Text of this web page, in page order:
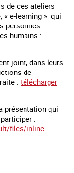
de ces ateliers
« e-learning » qui
personnes
humains :
joint, dans leurs
de
: télécharger
présentation qui
:
files/inline-